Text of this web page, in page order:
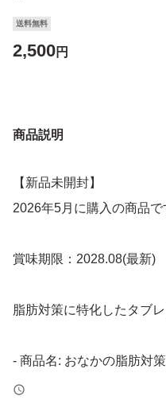
送料無料
2,500円
商品説明
【新品未開封】
2026年5月に購入の商品で
賞味期限：2028.08(最新)
脂肪対策に特化したタブ
- 商品名: おなかの脂肪対
- 内容量: 30粒 (90g)